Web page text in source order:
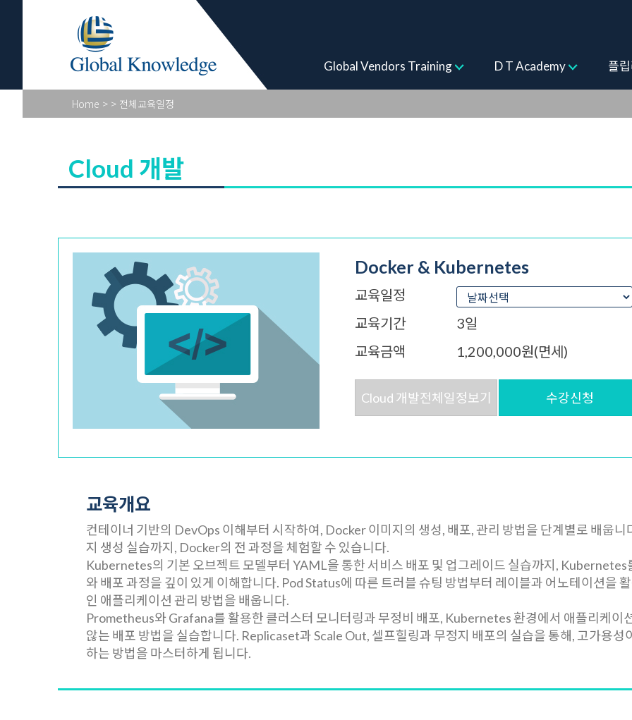
Global Vendors Training D T Academy 플
Academy Program
Home > > 전체교육일정
Cloud 개발
Docker & Kubernetes
교육일정
교육기간
3일
교육금액
1,200,000원(면세)
Cloud 개발전체일정보기 수강신청
교육개요
컨테이너 기반의 DevOps 이해부터 시작하여, Docker 이미지의 생성, 배포, 관리 방법을 단계별로 배웁
지 생성 실습까지, Docker의 전 과정을 체험할 수 있습니다.
Kubernetes의 기본 오브젝트 모델부터 YAML을 통한 서비스 배포 및 업그레이드 실습까지, Kubernetes
와 배포 과정을 깊이 있게 이해합니다. Pod Status에 따른 트러블 슈팅 방법부터 레이블과 어노테이션을
인 애플리케이션 관리 방법을 배웁니다.
Prometheus와 Grafana를 활용한 클러스터 모니터링과 무정비 배포, Kubernetes 환경에서 애플리케이
않는 배포 방법을 실습합니다. Replicaset과 Scale Out, 셀프힐링과 무정지 배포의 실습을 통해, 고가용
하는 방법을 마스터하게 됩니다.